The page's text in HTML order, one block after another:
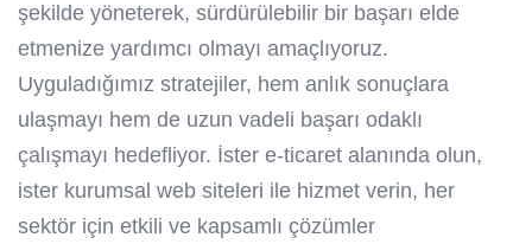
şekilde yöneterek, sürdürülebilir bir başarı elde
etmenize yardımcı olmayı amaçlıyoruz.
Uyguladığımız stratejiler, hem anlık sonuçlara
ulaşmayı hem de uzun vadeli başarı odaklı
çalışmayı hedefliyor. İster e-ticaret alanında olun,
ister kurumsal web siteleri ile hizmet verin, her
sektör için etkili ve kapsamlı çözümler